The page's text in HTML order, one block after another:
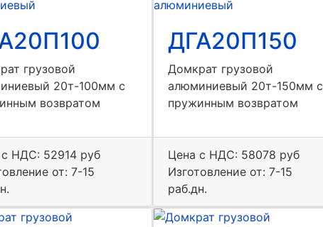
грузовой
20т-100мм с
возвратом
с НДС: 52914 руб
от: 7-15
ДГА20П150
Домкрат грузовой
алюминиевый 20т-150мм с
пружинным возвратом
Цена с НДС: 58078 руб
Изготовление от: 7-15
раб.дн.